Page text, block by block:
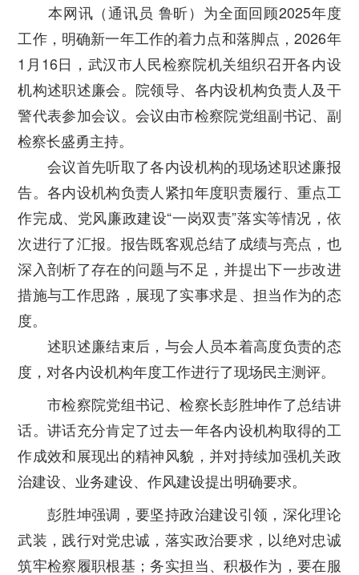
本网讯（通讯员 鲁昕）为全面回顾2025年度
工作，明确新一年工作的着力点和落脚点，2026年
1月16日，武汉市人民检察院机关组织召开各内设
机构述职述廉会。院领导、各内设机构负责人及干
警代表参加会议。会议由市检察院党组副书记、副
检察长盛勇主持。
会议首先听取了各内设机构的现场述职述廉报
告。各内设机构负责人紧扣年度职责履行、重点工
作完成、党风廉政建设“一岗双责”落实等情况，依
次进行了汇报。报告既客观总结了成绩与亮点，也
深入剖析了存在的问题与不足，并提出下一步改进
措施与工作思路，展现了实事求是、担当作为的态
度。
述职述廉结束后，与会人员本着高度负责的态
度，对各内设机构年度工作进行了现场民主测评。
市检察院党组书记、检察长彭胜坤作了总结讲
话。讲话充分肯定了过去一年各内设机构取得的工
作成效和展现出的精神风貌，并对持续加强机关政
治建设、业务建设、作风建设提出明确要求。
彭胜坤强调，要坚持政治建设引领，深化理论
武装，践行对党忠诚，落实政治要求，以绝对忠诚
筑牢检察履职根基；务实担当、积极作为，要在服